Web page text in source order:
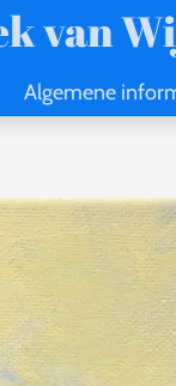
van
Algemene